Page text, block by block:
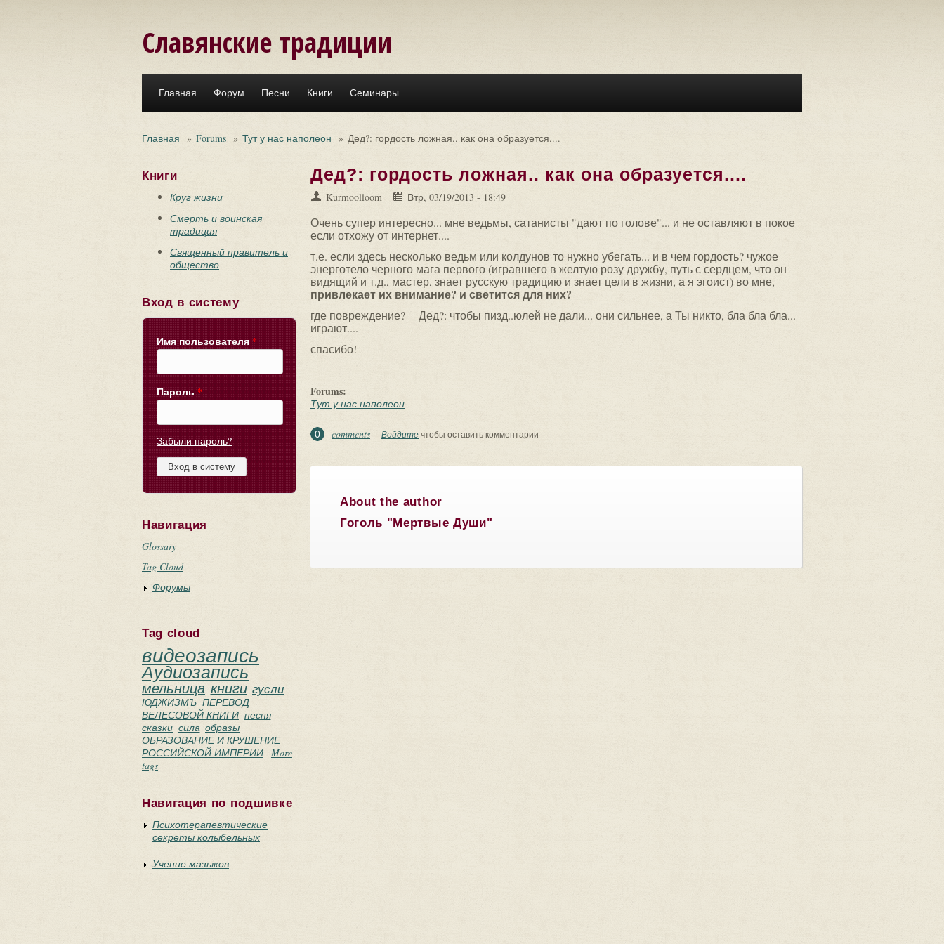
Славянские традиции
Главная Форум Песни Книги Семинары
Главная » Forums » Тут у нас наполеон » Дед?: гордость ложная.. как она образуется....
Книги
Круг жизни
Смерть и воинская
традиция
Священный правитель и
общество
Вход в систему
Имя пользователя *
Пароль *
Забыли пароль?
Навигация
Glossary
Tag Cloud
Форумы
Tag cloud
видеозапись
Аудиозапись
мельница книги гусли
ЮДЖИЗМЪ ПЕРЕВОД
ВЕЛЕСОВОЙ КНИГИ песня
сказки сила образы
ОБРАЗОВАНИЕ И КРУШЕНИЕ
РОССИЙСКОЙ ИМПЕРИИ More
tags
Навигация по подшивке
Психотерапевтические
секреты колыбельных
Учение мазыков
Дед?: гордость ложная.. как она образуется....
Kurmoolloom Втр, 03/19/2013 - 18:49
Очень супер интересно... мне ведьмы, сатанисты "дают по голове"... и не оставляют в покое
если отхожу от интернет....
т.е. если здесь несколько ведьм или колдунов то нужно убегать... и в чем гордость? чужое
энерготело черного мага первого (игравшего в желтую розу дружбу, путь с сердцем, что он
видящий и т.д., мастер, знает русскую традицию и знает цели в жизни, а я эгоист) во мне,
привлекает их внимание? и светится для них?
где повреждение? Дед?: чтобы пизд..юлей не дали... они сильнее, а Ты никто, бла бла бла...
играют....
спасибо!
Forums:
Тут у нас наполеон
0 comments Войдитечтобы оставить комментарии
About the author
Гоголь "Мертвые Души"